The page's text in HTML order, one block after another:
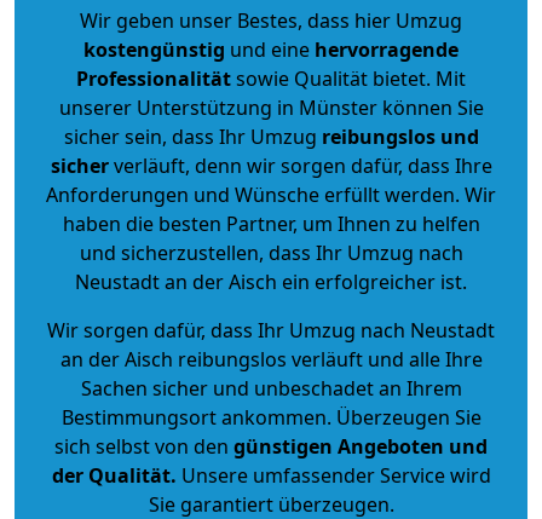
Wir geben unser Bestes, dass hier Umzug
kostengünstig und eine hervorragende
Professionalitätsowie Qualität bietet. Mit
unserer Unterstützung in Münster können Sie
sicher sein, dass Ihr Umzug reibungslos und
sicherverläuft, denn wir sorgen dafür, dass Ihre
Anforderungen und Wünsche erfüllt werden. Wir
haben die besten Partner, um Ihnen zu helfen
und sicherzustellen, dass Ihr Umzug nach
Neustadt an der Aisch ein erfolgreicher ist.
Wir sorgen dafür, dass Ihr Umzug nach Neustadt
an der Aisch reibungslos verläuft und alle Ihre
Sachen sicher und unbeschadet an Ihrem
Bestimmungsort ankommen. Überzeugen Sie
sich selbst von den günstigen Angeboten und
der Qualität. Unsere umfassender Service wird
Sie garantiert überzeugen.